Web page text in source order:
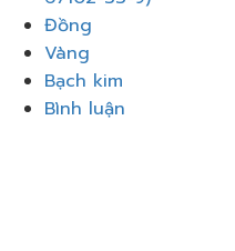
Đồng
Vàng
Bạch kim
Bình luận